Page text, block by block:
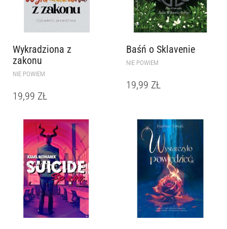
Wykradziona z
zakonu
NIE POWIEM
19,99 ZŁ
Baśń o Sklavenie
NIE POWIEM
19,99 ZŁ